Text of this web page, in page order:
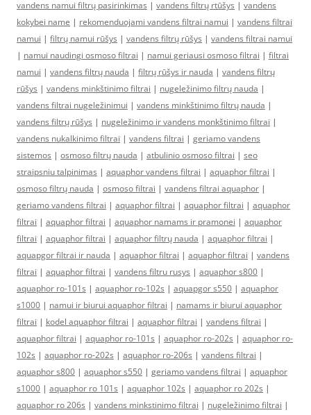
vandens namui filtrų pasirinkimas | vandens filtrų rtūšys | vandens
kokybei name | rekomenduojami vandens filtrai namui | vandens filtrai
namui | filtrų namui rūšys | vandens filtrų rūšys | vandens filtrai namui
| namui naudingi osmoso filtrai | namui geriausi osmoso filtrai | filtrai
namui | vandens filtrų nauda | filtrų rūšys ir nauda | vandens filtrų
rūšys | vandens minkštinimo filtrai | nugeležinimo filtrų nauda |
vandens filtrai nugeležinimui | vandens minkštinimo filtrų nauda |
vandens filtrų rūšys | nugeležinimo ir vandens monkštinimo filtrai |
vandens nukalkinimo filtrai | vandens filtrai | geriamo vandens
sistemos | osmoso filtrų nauda | atbulinio osmoso filtrai | seo
straipsniu talpinimas | aquaphor vandens filtrai | aquaphor filtrai |
osmoso filtrų nauda | osmoso filtrai | vandens filtrai aquaphor |
geriamo vandens filtrai | aquaphor filtrai | aquaphor filtrai | aquaphor
filtrai | aquaphor filtrai | aquaphor namams ir pramonei | aquaphor
filtrai | aquaphor filtrai | aquaphor filtrų nauda | aquaphor filtrai |
aquapgor filtrai ir nauda | aquaphor filtrai | aquaphor filtrai | vandens
filtrai | aquaphor filtrai | vandens filtru rusys | aquaphor s800 |
aquaphor ro-101s | aquaphor ro-102s | aquapgor s550 | aquaphor
s1000 | namui ir biurui aquaphor filtrai | namams ir biurui aquaphor
filtrai | kodel aquaphor filtrai | aquaphor filtrai | vandens filtrai |
aquaphor filtrai | aquaphor ro-101s | aquaphor ro-202s | aquaphor ro-
102s | aquaphor ro-202s | aquaphor ro-206s | vandens filtrai |
aquaphor s800 | aquaphor s550 | geriamo vandens filtrai | aquaphor
s1000 | aquaphor ro 101s | aquaphor 102s | aquaphor ro 202s |
aquaphor ro 206s | vandens minkstinimo filtrai | nugeležinimo filtrai |